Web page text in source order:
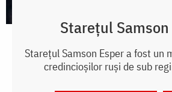
Starețul
Starețul Samson Esper a fost un
credincioșilor ruși de sub